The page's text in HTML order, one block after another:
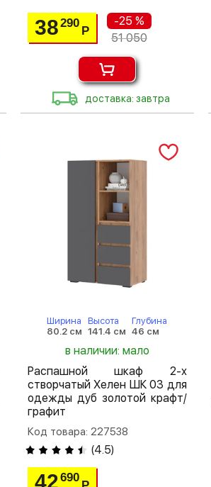
38290
Р
-25 %
51 050
доставка: завтра
Ширина
80.2 см
Высота
141.4 см
Глубина
46 см
в наличии: мало
Распашной шкаф 2-х
створчатый Хелен ШК 03 для
одежды дуб золотой крафт/
графит
Код товара: 227538
(4.5)
42690